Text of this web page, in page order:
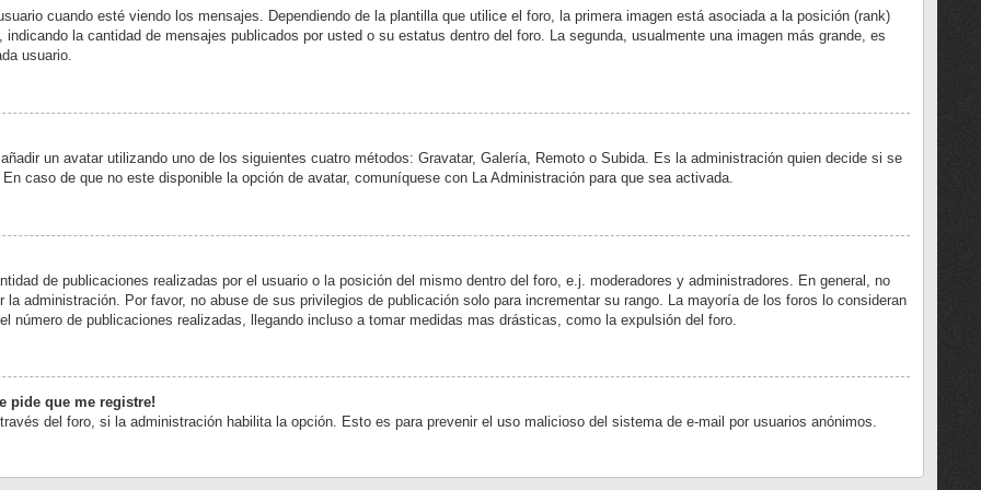
cuando esté viendo los mensajes. Dependiendo de la plantilla que utilice el foro, la primera imagen está asociada a la posición (rank)
la cantidad de mensajes publicados por usted o su estatus dentro del foro. La segunda, usualmente una imagen más grande, es
usuario.
un avatar utilizando uno de los siguientes cuatro métodos: Gravatar, Galería, Remoto o Subida. Es la administración quien decide si se
caso de que no este disponible la opción de avatar, comuníquese con La Administración para que sea activada.
de publicaciones realizadas por el usuario o la posición del mismo dentro del foro, e.j. moderadores y administradores. En general, no
administración. Por favor, no abuse de sus privilegios de publicación solo para incrementar su rango. La mayoría de los foros lo consideran
número de publicaciones realizadas, llegando incluso a tomar medidas mas drásticas, como la expulsión del foro.
pide que me registre!
del foro, si la administración habilita la opción. Esto es para prevenir el uso malicioso del sistema de e-mail por usuarios anónimos.